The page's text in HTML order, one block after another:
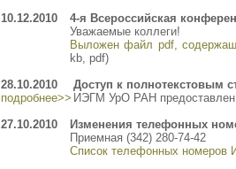
10.12.2010
4-я Всероссийская
Уважаемые коллеги!
Выложен файл pdf,
kb, pdf)
28.10.2010
подробнее>>
Доступ к полнотекстовым
ИЭГМ УрО РАН предоставлен
27.10.2010
Изменения телефонных
Приемная (342) 280-74-42
Список телефонных